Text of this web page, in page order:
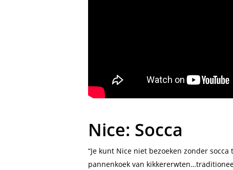
Nice: Socca
“Je kunt Nice niet bezoeken zonder
pannenkoek van